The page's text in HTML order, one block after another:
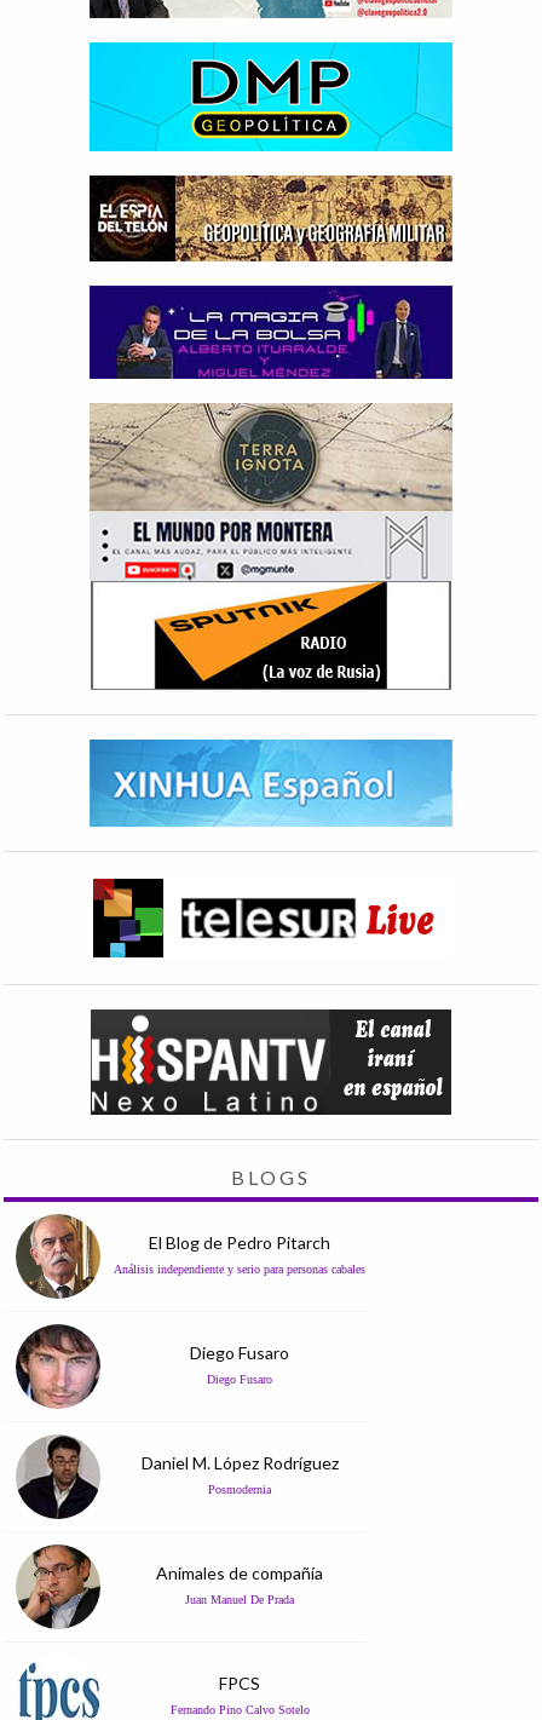
BLOGS
El Blog de Pedro Pitarch
Análisis independiente y serio para personas cabales
Diego Fusaro
Diego Fusaro
Daniel M. López Rodríguez
Posmodernia
Animales de compañía
Juan Manuel De Prada
FPCS
Fernando Pino Calvo Sotelo